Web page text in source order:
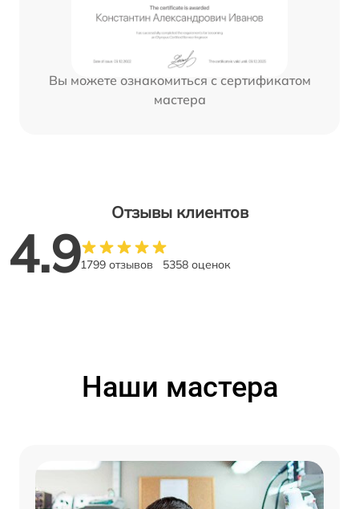
Вы можете ознакомиться с сертификатом
мастера
Отзывы клиентов
4.91799 отзывов 5358 оценок
Наши мастера